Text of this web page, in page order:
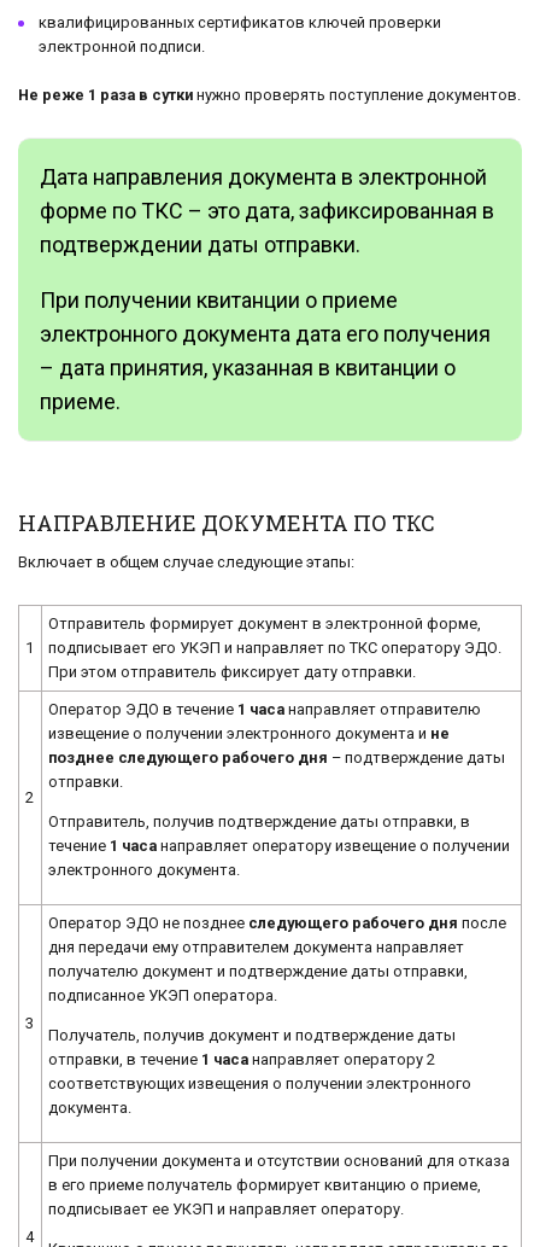
квалифицированных сертификатов ключей проверки
электронной подписи.
Не реже 1 раза в сутки нужно проверять поступление документов.
Дата направления документа в электронной
форме по ТКС – это дата, зафиксированная в
подтверждении даты отправки.
При получении квитанции о приеме
электронного документа дата его получения
– дата принятия, указанная в квитанции о
приеме.
НАПРАВЛЕНИЕ ДОКУМЕНТА ПО ТКС
Включает в общем случае следующие этапы:
1
Отправитель формирует документ в электронной форме,
подписывает его УКЭП и направляет по ТКС оператору ЭДО.
При этом отправитель фиксирует дату отправки.
2
Оператор ЭДО в течение 1 часа направляет отправителю
извещение о получении электронного документа и не
позднее следующего рабочего дня – подтверждение даты
отправки.
Отправитель, получив подтверждение даты отправки, в
течение 1 часа направляет оператору извещение о получении
электронного документа.
3
Оператор ЭДО не позднее следующего рабочего дня после
дня передачи ему отправителем документа направляет
получателю документ и подтверждение даты отправки,
подписанное УКЭП оператора.
Получатель, получив документ и подтверждение даты
отправки, в течение 1 часа направляет оператору 2
соответствующих извещения о получении электронного
документа.
4
При получении документа и отсутствии оснований для отказа
в его приеме получатель формирует квитанцию о приеме,
подписывает ее УКЭП и направляет оператору.